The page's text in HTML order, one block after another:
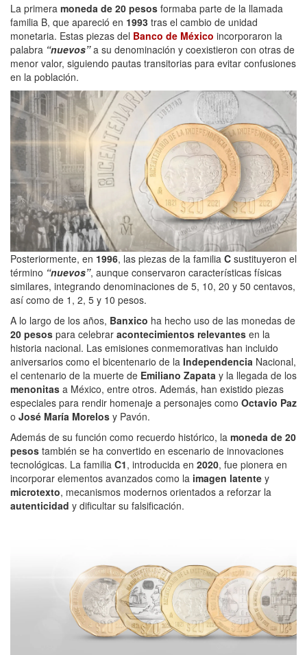
La primera moneda de 20 pesos formaba parte de la llamada
familia B, que apareció en 1993 tras el cambio de unidad
monetaria. Estas piezas del Banco de México incorporaron la
palabra “nuevos”a su denominación y coexistieron con otras de
menor valor, siguiendo pautas transitorias para evitar confusiones
en la población.
Posteriormente, en 1996, las piezas de la familia C sustituyeron el
término “nuevos”, aunque conservaron características físicas
similares, integrando denominaciones de 5, 10, 20 y 50 centavos,
así como de 1, 2, 5 y 10 pesos.
A lo largo de los años, Banxico ha hecho uso de las monedas de
20 pesos para celebrar acontecimientos relevantes en la
historia nacional. Las emisiones conmemorativas han incluido
aniversarios como el bicentenario de la Independencia Nacional,
el centenario de la muerte de Emiliano Zapata y la llegada de los
menonitas a México, entre otros. Además, han existido piezas
especiales para rendir homenaje a personajes como Octavio Paz
o José María Morelos y Pavón.
Además de su función como recuerdo histórico, la moneda de 20
pesos también se ha convertido en escenario de innovaciones
tecnológicas. La familia C1, introducida en 2020, fue pionera en
incorporar elementos avanzados como la imagen latente y
microtexto, mecanismos modernos orientados a reforzar la
autenticidad y dificultar su falsificación.